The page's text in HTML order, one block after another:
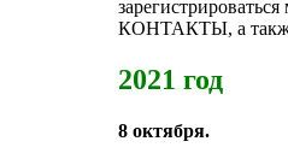
КОНТАКТЫ, а также
2021 год
8 октября.